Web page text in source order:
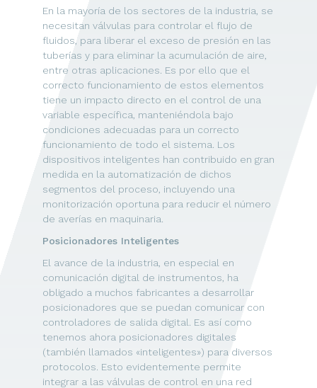
En la mayoría de los sectores de la industria, se
necesitan válvulas para controlar el flujo de
fluidos, para liberar el exceso de presión en las
tuberías y para eliminar la acumulación de aire,
entre otras aplicaciones. Es por ello que el
correcto funcionamiento de estos elementos
tiene un impacto directo en el control de una
variable específica, manteniéndola bajo
condiciones adecuadas para un correcto
funcionamiento de todo el sistema. Los
dispositivos inteligentes han contribuido en gran
medida en la automatización de dichos
segmentos del proceso, incluyendo una
monitorización oportuna para reducir el número
de averías en maquinaria.
Posicionadores Inteligentes
El avance de la industria, en especial en
comunicación digital de instrumentos, ha
obligado a muchos fabricantes a desarrollar
posicionadores que se puedan comunicar con
controladores de salida digital. Es así como
tenemos ahora posicionadores digitales
(también llamados «inteligentes») para diversos
protocolos. Esto evidentemente permite
integrar a las válvulas de control en una red